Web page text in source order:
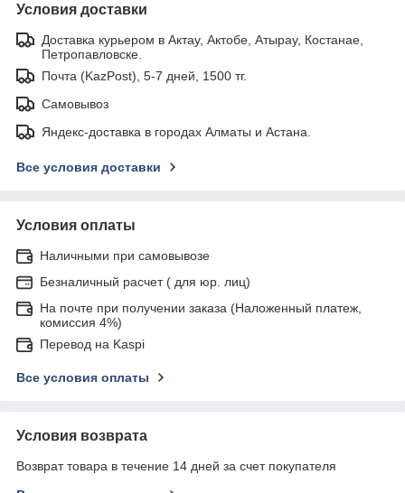
Условия доставки
Доставка курьером в Актау, Актобе, Атырау, Костанае,
Петропавловске.
Почта (KazPost), 5-7 дней, 1500 тг.
Самовывоз
Яндекс-доставка в городах Алматы и Астана.
Все условия доставки
Условия оплаты
Наличными при самовывозе
Безналичный расчет ( для юр. лиц)
На почте при получении заказа (Наложенный платеж,
комиссия 4%)
Перевод на Kaspi
Все условия оплаты
Условия возврата
Возврат товара в течение 14 дней за счет покупателя